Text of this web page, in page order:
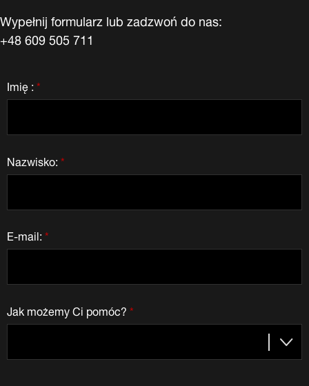
Wypełnij formularz lub zadzwoń do nas:
+48 609 505 711
*
Imię :
*
Nazwisko:
*
E-mail:
*
Jak możemy Ci pomóc?